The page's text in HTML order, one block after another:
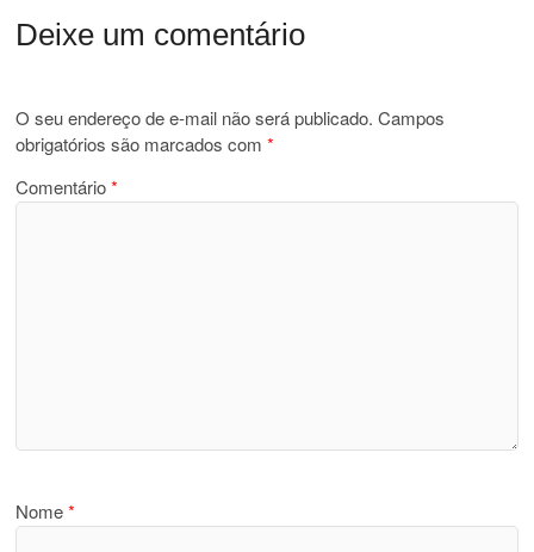
Deixe um comentário
O seu endereço de e-mail não será publicado. Campos
obrigatórios são marcados com*
Comentário*
Nome*